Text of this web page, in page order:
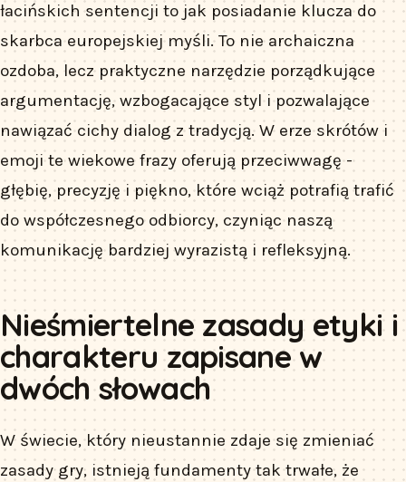
łacińskich sentencji to jak posiadanie klucza do
skarbca europejskiej myśli. To nie archaiczna
ozdoba, lecz praktyczne narzędzie porządkujące
argumentację, wzbogacające styl i pozwalające
nawiązać cichy dialog z tradycją. W erze skrótów i
emoji te wiekowe frazy oferują przeciwwagę -
głębię, precyzję i piękno, które wciąż potrafią trafić
do współczesnego odbiorcy, czyniąc naszą
komunikację bardziej wyrazistą i refleksyjną.
Nieśmiertelne zasady etyki i
charakteru zapisane w
dwóch słowach
W świecie, który nieustannie zdaje się zmieniać
zasady gry, istnieją fundamenty tak trwałe, że